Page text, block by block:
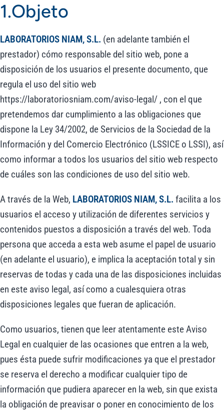
1.Objeto
LABORATORIOS NIAM, S.L. (en adelante también el
prestador) cómo responsable del sitio web, pone a
disposición de los usuarios el presente documento, que
regula el uso del sitio web
https://laboratoriosniam.com/aviso-legal/ , con el que
pretendemos dar cumplimiento a las obligaciones que
dispone la Ley 34/2002, de Servicios de la Sociedad de la
Información y del Comercio Electrónico (LSSICE o LSSI), así
como informar a todos los usuarios del sitio web respecto
de cuáles son las condiciones de uso del sitio web.
A través de la Web, LABORATORIOS NIAM, S.L. facilita a los
usuarios el acceso y utilización de diferentes servicios y
contenidos puestos a disposición a través del web. Toda
persona que acceda a esta web asume el papel de usuario
(en adelante el usuario), e implica la aceptación total y sin
reservas de todas y cada una de las disposiciones incluidas
en este aviso legal, así como a cualesquiera otras
disposiciones legales que fueran de aplicación.
Como usuarios, tienen que leer atentamente este Aviso
Legal en cualquier de las ocasiones que entren a la web,
pues ésta puede sufrir modificaciones ya que el prestador
se reserva el derecho a modificar cualquier tipo de
información que pudiera aparecer en la web, sin que exista
la obligación de preavisar o poner en conocimiento de los